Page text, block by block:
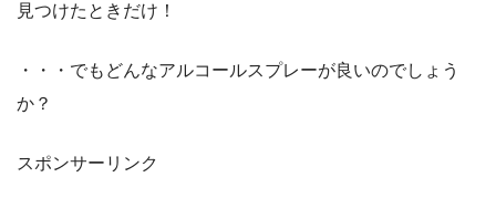
見つけたときだけ！
・・・でもどんなアルコールスプレーが良いのでしょう
か？
スポンサーリンク